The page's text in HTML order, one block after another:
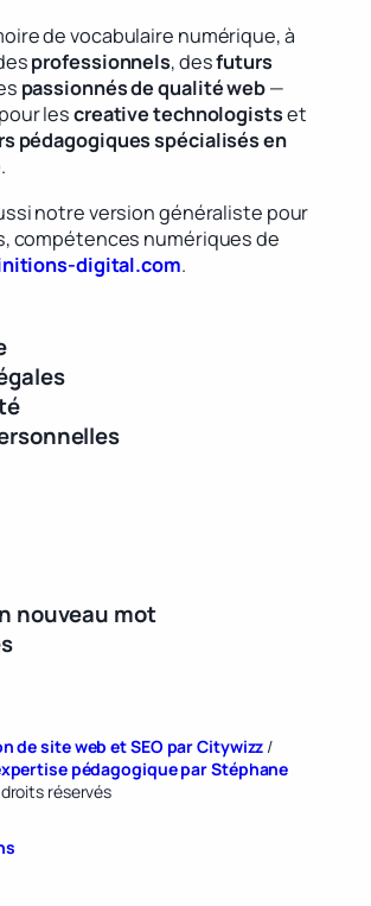
de vocabulaire numérique, à
professionnels, desfuturs
passionnés de qualité web—
lescreative technologistset
pédagogiques spécialisés en
.
notre version généraliste pour
compétences numériques de
digital.com.
nouveau mot
de site web et SEO par Citywizz /
pédagogique par Stéphane
réservés